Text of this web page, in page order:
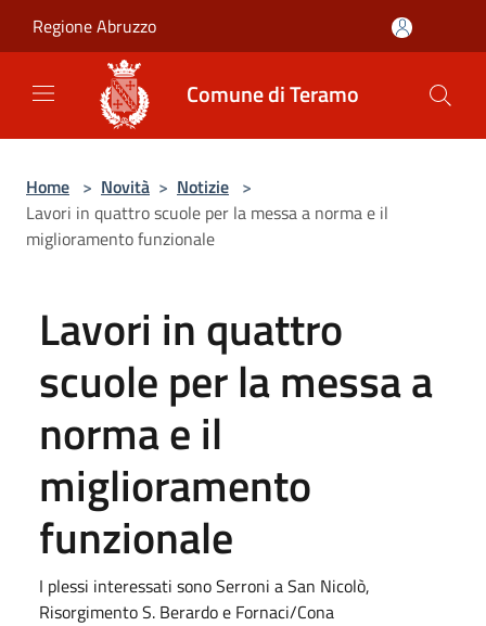
Regione Abruzzo
Comune di Teramo
Home > Novità > Notizie >
Lavori in quattro scuole per la messa a norma e il
miglioramento funzionale
Lavori in quattro
scuole per la messa a
norma e il
miglioramento
funzionale
I plessi interessati sono Serroni a San Nicolò,
Risorgimento S. Berardo e Fornaci/Cona